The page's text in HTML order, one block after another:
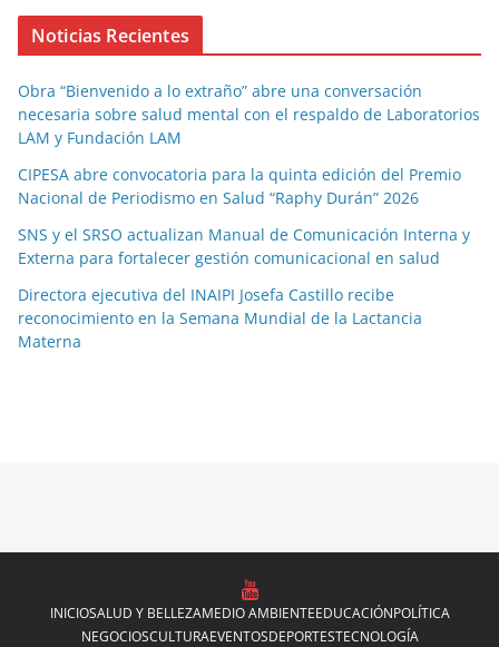
Noticias Recientes
Obra “Bienvenido a lo extraño” abre una conversación
necesaria sobre salud mental con el respaldo de Laboratorios
LAM y Fundación LAM
CIPESA abre convocatoria para la quinta edición del Premio
Nacional de Periodismo en Salud “Raphy Durán” 2026
SNS y el SRSO actualizan Manual de Comunicación Interna y
Externa para fortalecer gestión comunicacional en salud
Directora ejecutiva del INAIPI Josefa Castillo recibe
reconocimiento en la Semana Mundial de la Lactancia
Materna
INICIOSALUD Y BELLEZAMEDIO AMBIENTEEDUCACIÓNPOLÍTICA
NEGOCIOSCULTURAEVENTOSDEPORTESTECNOLOGÍA